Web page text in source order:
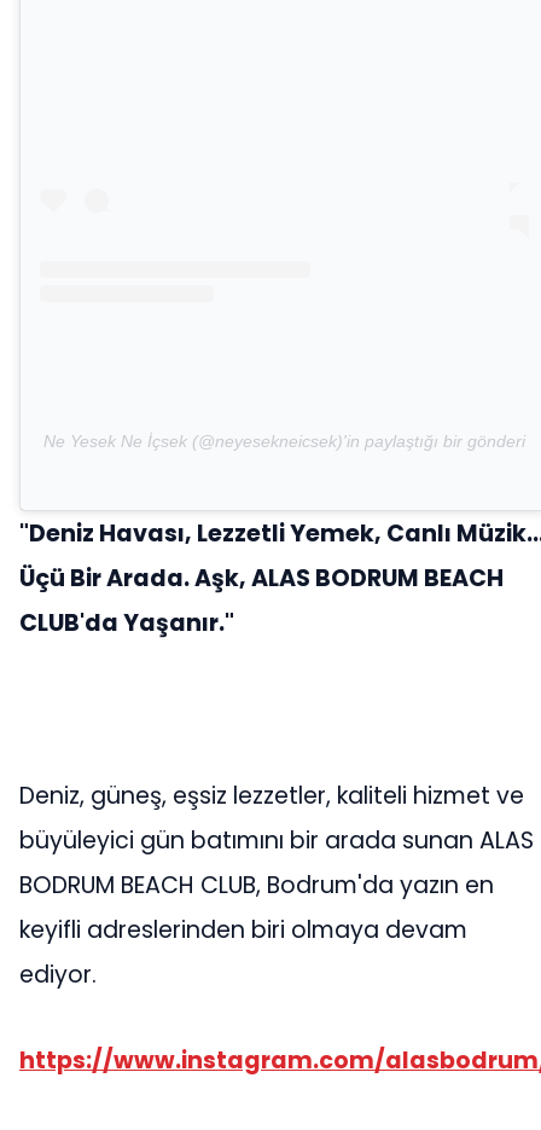
Ne Yesek Ne İçsek (@neyesekneicsek)'in paylaştığı bir gönderi
"Deniz Havası, Lezzetli Yemek, Canlı
Üçü Bir Arada. Aşk, ALAS BODRUM BEACH
CLUB'da Yaşanır."
Deniz, güneş, eşsiz lezzetler, kaliteli hizmet ve
büyüleyici gün batımını bir arada sunan ALAS
BODRUM BEACH CLUB, Bodrum'da yazın en
keyifli adreslerinden biri olmaya devam
ediyor.
https://www.instagram.com/